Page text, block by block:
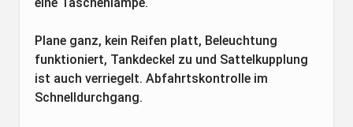
Plane ganz, kein Reifen platt, Beleuchtung
funktioniert, Tankdeckel zu und Sattelkupplung
ist auch verriegelt. Abfahrtskontrolle im
Schnelldurchgang.